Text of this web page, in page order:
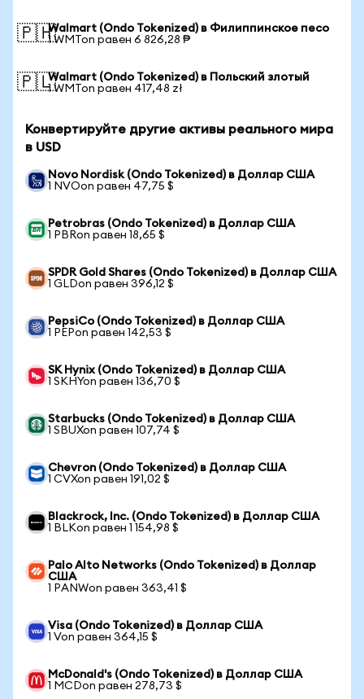
🇵🇭Walmart (Ondo Tokenized) в Филиппинское песо
1 WMTon равен 6 826,28 ₱
🇵🇱Walmart (Ondo Tokenized) в Польский злотый
1 WMTon равен 417,48 zł
Конвертируйте другие активы реального мира
в USD
Novo Nordisk (Ondo Tokenized) в Доллар США
1 NVOon равен 47,75 $
Petrobras (Ondo Tokenized) в Доллар США
1 PBRon равен 18,65 $
SPDR Gold Shares (Ondo Tokenized) в Доллар США
1 GLDon равен 396,12 $
PepsiCo (Ondo Tokenized) в Доллар США
1 PEPon равен 142,53 $
SK Hynix (Ondo Tokenized) в Доллар США
1 SKHYon равен 136,70 $
Starbucks (Ondo Tokenized) в Доллар США
1 SBUXon равен 107,74 $
Chevron (Ondo Tokenized) в Доллар США
1 CVXon равен 191,02 $
Blackrock, Inc. (Ondo Tokenized) в Доллар США
1 BLKon равен 1 154,98 $
Palo Alto Networks (Ondo Tokenized) в Доллар
США
1 PANWon равен 363,41 $
Visa (Ondo Tokenized) в Доллар США
1 Von равен 364,15 $
McDonald's (Ondo Tokenized) в Доллар США
1 MCDon равен 278,73 $